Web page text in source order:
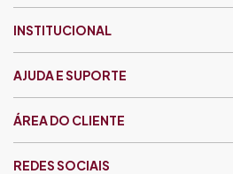
INSTITUCIONAL
AJUDA E SUPORTE
ÁREA DO CLIENTE
REDES SOCIAIS